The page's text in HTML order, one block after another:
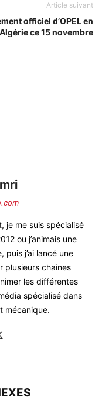
Article suivant
officiel d’OPEL en
Algérie ce 15 novembre
je me suis spécialisé
ou j’animais une
puis j’ai lancé une
plusieurs chaines
les différentes
spécialisé dans
mécanique.